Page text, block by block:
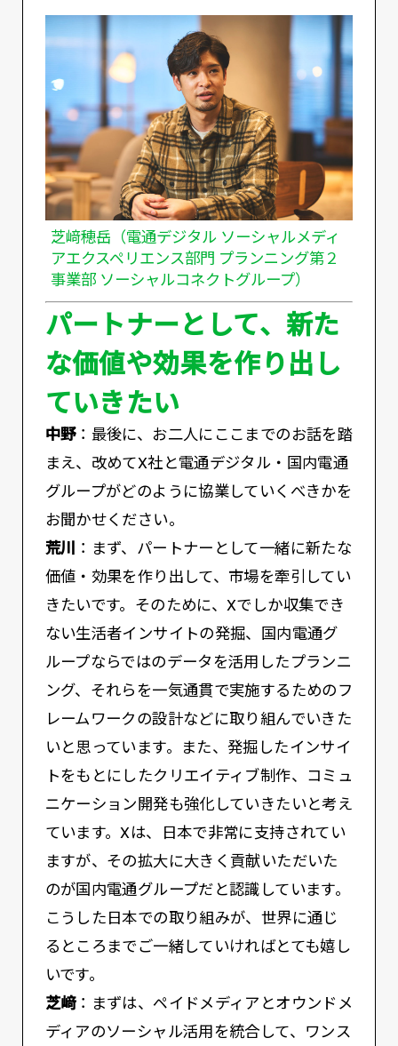
芝﨑穂岳（電通デジタル ソーシャルメディ
アエクスペリエンス部門 プランニング第２
事業部 ソーシャルコネクトグループ）
パートナーとして、新た
な価値や効果を作り出し
ていきたい
中野：最後に、お二人にここまでのお話を踏
まえ、改めてX社と電通デジタル・国内電通
グループがどのように協業していくべきかを
お聞かせください。
荒川
：まず、パートナーとして一緒に新たな
価値・効果を作り出して、市場を牽引してい
きたいです。そのために、Xでしか収集でき
ない生活者インサイトの発掘、国内電通グ
ループならではのデータを活用したプランニ
ング、それらを一気通貫で実施するためのフ
レームワークの設計などに取り組んでいきた
いと思っています。また、発掘したインサイ
トをもとにしたクリエイティブ制作、コミュ
ニケーション開発も強化していきたいと考え
ています。Xは、日本で非常に支持されてい
ますが、その拡大に大きく貢献いただいた
のが国内電通グループだと認識しています。
こうした日本での取り組みが、世界に通じ
るところまでご一緒していければとても嬉し
いです。
芝﨑：まずは、ペイドメディアとオウンドメ
ディアのソーシャル活用を統合して、ワンス